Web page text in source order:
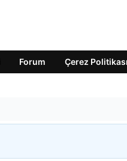
Forum Çerez Politikası